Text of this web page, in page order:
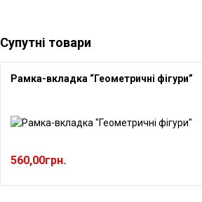
Супутні товари
Рамка-вкладка “Геометричні фігури”
560,00грн.